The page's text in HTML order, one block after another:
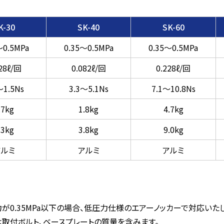
30 SK-40
SK-60
0.35～0.5MPa
0.35～0.5MPa
回
0.082ℓ/回
0.228ℓ/回
1.5Ns
3.3～5.1Ns
7.1～10.8Ns
1.8kg
4.7kg
3.8kg
9.0kg
ミ
アルミ アルミ
0.35MPa以下の場合、低圧力仕様のエアーノッカーで対応いた